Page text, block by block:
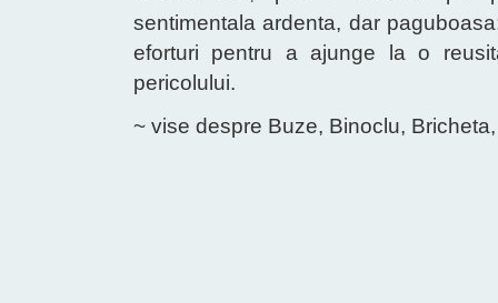
sentimentala ardenta, dar
eforturi pentru a ajunge la o
pericolului.
~ vise despre Buze, Binoclu,